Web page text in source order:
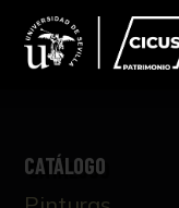
CATÁLOGO